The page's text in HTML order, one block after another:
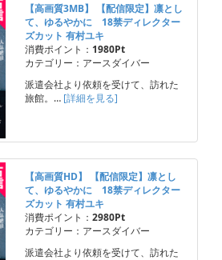
【高画質3MB】 【配信限定】凛とし
て、ゆるやかに 18禁ディレクター
ズカット 有村ユキ
消費ポイント： 1980Pt
カテゴリー：アースダイバー
派遣会社より依頼を受けて、訪れた
旅館。… [詳細を見る]
【高画質HD】 【配信限定】凛とし
て、ゆるやかに 18禁ディレクター
ズカット 有村ユキ
消費ポイント： 2980Pt
カテゴリー：アースダイバー
派遣会社より依頼を受けて、訪れた